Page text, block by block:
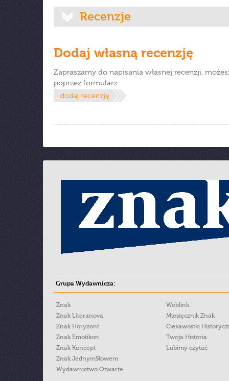
Recenzje
Dodaj własną recenzję
Zapraszamy do napisania własnej recenzji,
poprzez formularz.
Grupa Wydawnicza:
Znak
Znak Literanova
Znak Horyzont
Znak Emotikon
Znak Koncept
Znak JednymSłowem
Wydawnictwo Otwarte
Woblink
Miesięcznik Znak
Ciekawostki
Twoja Historia
Lubimy czytać